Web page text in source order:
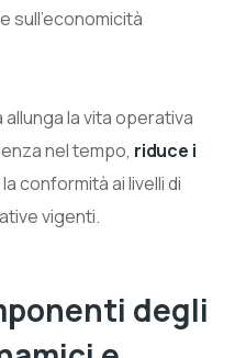
sull’economicità
la vita operativa
nel tempo, riduce i
conformità ai livelli di
vigenti.
degli